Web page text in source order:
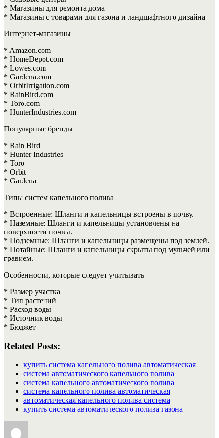
* Магазины для ремонта дома
* Магазины с товарами для газона и ландшафтного дизайна
Интернет-магазины
* Amazon.com
* HomeDepot.com
* Lowes.com
* Gardena.com
* OrbitIrrigation.com
* RainBird.com
* Toro.com
* HunterIndustries.com
Популярные бренды
* Rain Bird
* Hunter Industries
* Toro
* Orbit
* Gardena
Типы систем капельного полива
* Встроенные: Шланги и капельницы встроены в почву.
* Наземные: Шланги и капельницы установлены на
поверхности почвы.
* Подземные: Шланги и капельницы размещены под землей.
* Потайные: Шланги и капельницы скрыты под мульчей или
гравием.
Особенности, которые следует учитывать
* Размер участка
* Тип растений
* Расход воды
* Источник воды
* Бюджет
Related Posts:
купить система капельного полива автоматическая
система автоматического капельного полива
система капельного автоматического полива
система капельного полива автоматическая
автоматическая капельного полива система
купить система автоматического полива газона